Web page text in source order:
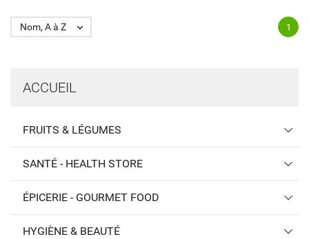
ACCUEIL
FRUITS & LÉGUMES
SANTÉ - HEALTH STORE
ÉPICERIE - GOURMET FOOD
HYGIÈNE & BEAUTÉ
Nom, A à Z  1